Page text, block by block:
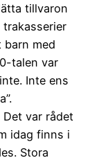
tillvaron
med
talen var
Inte ens
var rådet
idag finns i
Stora